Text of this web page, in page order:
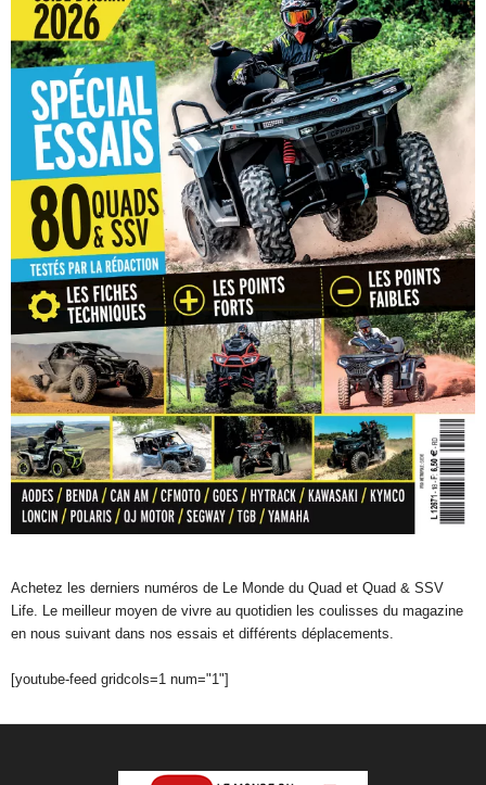
Achetez les derniers numéros de Le Monde du Quad et Quad & SSV
Life. Le meilleur moyen de vivre au quotidien les coulisses du magazine
en nous suivant dans nos essais et différents déplacements.
[youtube-feed gridcols=1 num="1"]